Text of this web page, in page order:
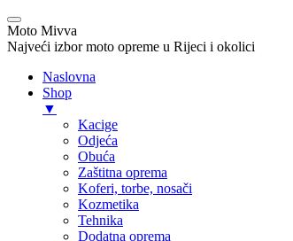
Moto Mivva
Najveći izbor moto opreme u Rijeci i okolici
Naslovna
Shop
▼
Kacige
Odjeća
Obuća
Zaštitna oprema
Koferi, torbe, nosači
Kozmetika
Tehnika
Dodatna oprema